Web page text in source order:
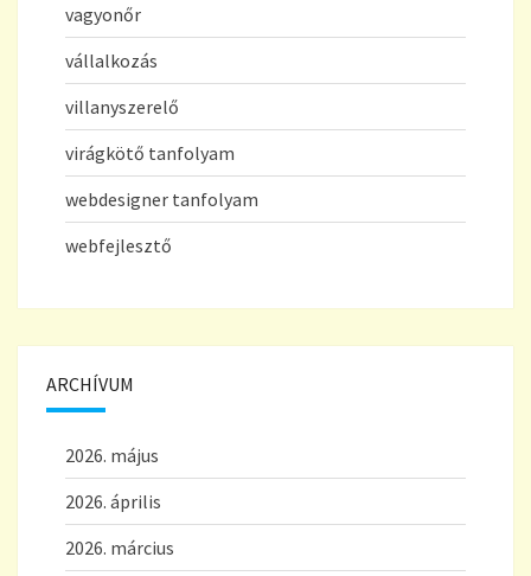
vagyonőr
vállalkozás
villanyszerelő
virágkötő tanfolyam
webdesigner tanfolyam
webfejlesztő
ARCHÍVUM
2026. május
2026. április
2026. március